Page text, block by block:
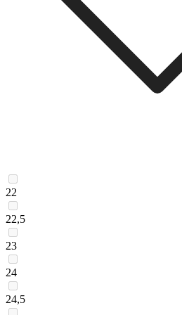
22
22,5
23
24
24,5